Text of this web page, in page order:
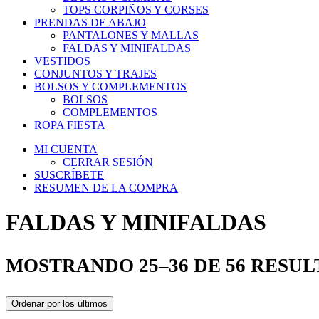
TOPS CORPIÑOS Y CORSES
PRENDAS DE ABAJO
PANTALONES Y MALLAS
FALDAS Y MINIFALDAS
VESTIDOS
CONJUNTOS Y TRAJES
BOLSOS Y COMPLEMENTOS
BOLSOS
COMPLEMENTOS
ROPA FIESTA
MI CUENTA
CERRAR SESIÓN
SUSCRÍBETE
RESUMEN DE LA COMPRA
FALDAS Y MINIFALDAS
MOSTRANDO 25–36 DE 56
Ordenar por los últimos